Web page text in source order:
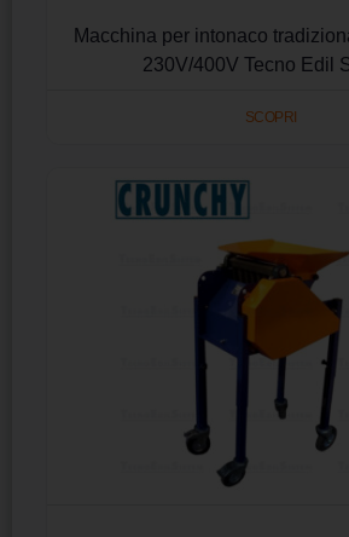
Macchina per intonaco
230V/400V Tecno Edil
SCOPRI